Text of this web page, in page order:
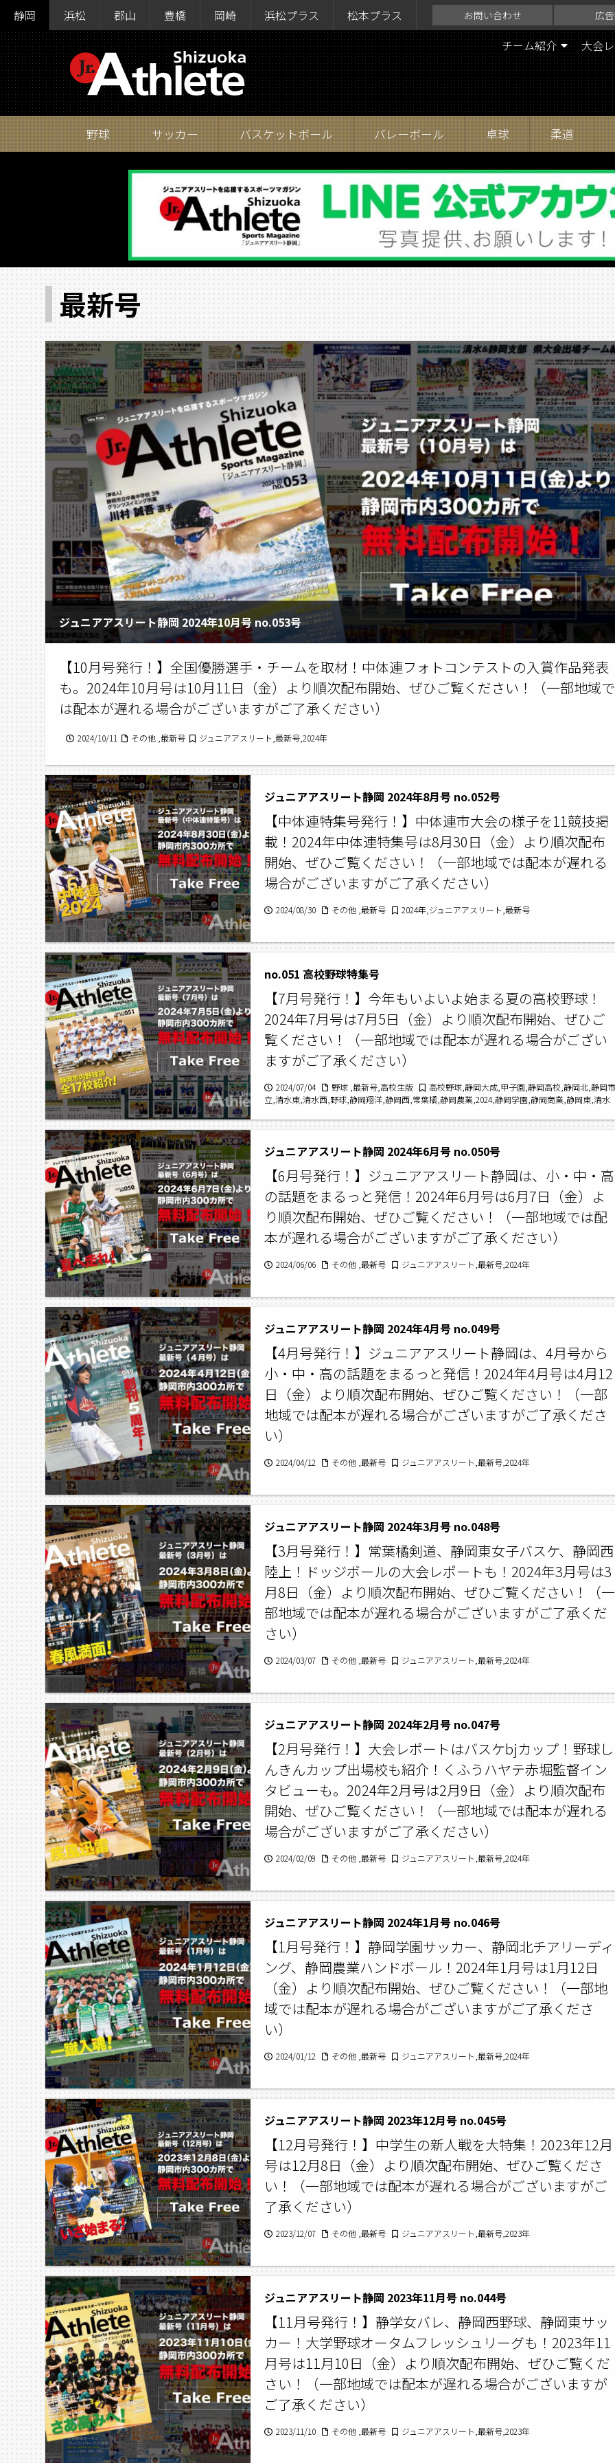
静岡 浜松 郡山 豊橋 岡崎 浜松プラス 松本プラス お問い合わせ 広
チーム紹介 大会
野球 サッカー バスケットボール バレーボール 卓球 柔道
最新号
ジュニアアスリート静岡 2024年10月号 no.053号
【10月号発行！】全国優勝選手・チームを取材！中体連フォトコンテストの入賞作品発表
も。2024年10月号は10月11日（金）より順次配布開始、ぜひご覧ください！（一部地域で
は配本が遅れる場合がございますがご了承ください）
2024/10/11 その他 ,最新号 ジュニアアスリート,最新号,2024年
ジュニアアスリート静岡 2024年8月号 no.052号
【中体連特集号発行！】中体連市大会の様子を11競技掲
載！2024年中体連特集号は8月30日（金）より順次配布
開始、ぜひご覧ください！（一部地域では配本が遅れる
場合がございますがご了承ください）
2024/08/30 その他 ,最新号 2024年,ジュニアアスリート,最新号
no.051 高校野球特集号
【7月号発行！】今年もいよいよ始まる夏の高校野球！
2024年7月号は7月5日（金）より順次配布開始、ぜひご
覧ください！（一部地域では配本が遅れる場合がござい
ますがご了承ください）
2024/07/04 野球 ,最新号,高校生版
高校野球,静岡大成,甲子園,静岡高校,静岡北,静岡市
立,清水東,清水西,野球,静岡翔洋,静岡西,常葉橘,静岡農業,2024,静岡学園,静岡商業,静岡東,清水
ジュニアアスリート静岡 2024年6月号 no.050号
【6月号発行！】ジュニアアスリート静岡は、小・中・高
の話題をまるっと発信！2024年6月号は6月7日（金）よ
り順次配布開始、ぜひご覧ください！（一部地域では配
本が遅れる場合がございますがご了承ください）
2024/06/06 その他 ,最新号 ジュニアアスリート,最新号,2024年
ジュニアアスリート静岡 2024年4月号 no.049号
【4月号発行！】ジュニアアスリート静岡は、4月号から
小・中・高の話題をまるっと発信！2024年4月号は4月12
日（金）より順次配布開始、ぜひご覧ください！（一部
地域では配本が遅れる場合がございますがご了承くださ
い）
2024/04/12 その他 ,最新号 ジュニアアスリート,最新号,2024年
ジュニアアスリート静岡 2024年3月号 no.048号
【3月号発行！】常葉橘剣道、静岡東女子バスケ、静岡西
陸上！ドッジボールの大会レポートも！2024年3月号は3
月8日（金）より順次配布開始、ぜひご覧ください！（一
部地域では配本が遅れる場合がございますがご了承くだ
さい）
2024/03/07 その他 ,最新号 ジュニアアスリート,最新号,2024年
ジュニアアスリート静岡 2024年2月号 no.047号
【2月号発行！】大会レポートはバスケbjカップ！野球し
んきんカップ出場校も紹介！くふうハヤテ赤堀監督イン
タビューも。2024年2月号は2月9日（金）より順次配布
開始、ぜひご覧ください！（一部地域では配本が遅れる
場合がございますがご了承ください）
2024/02/09 その他 ,最新号 ジュニアアスリート,最新号,2024年
ジュニアアスリート静岡 2024年1月号 no.046号
【1月号発行！】静岡学園サッカー、静岡北チアリーディ
ング、静岡農業ハンドボール！2024年1月号は1月12日
（金）より順次配布開始、ぜひご覧ください！（一部地
域では配本が遅れる場合がございますがご了承くださ
い）
2024/01/12 その他 ,最新号 ジュニアアスリート,最新号,2024年
ジュニアアスリート静岡 2023年12月号 no.045号
【12月号発行！】中学生の新人戦を大特集！2023年12月
号は12月8日（金）より順次配布開始、ぜひご覧くださ
い！（一部地域では配本が遅れる場合がございますがご
了承ください）
2023/12/07 その他 ,最新号 ジュニアアスリート,最新号,2023年
ジュニアアスリート静岡 2023年11月号 no.044号
【11月号発行！】静学女バレ、静岡西野球、静岡東サッ
カー！大学野球オータムフレッシュリーグも！2023年11
月号は11月10日（金）より順次配布開始、ぜひご覧くだ
さい！（一部地域では配本が遅れる場合がございますが
ご了承ください）
2023/11/10 その他 ,最新号 ジュニアアスリート,最新号,2023年